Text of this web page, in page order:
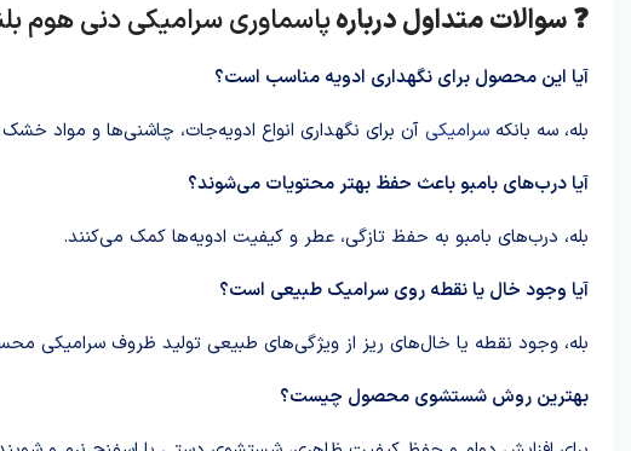
❓ سوالات متداول دربارهپاسماوری سرامیکی دنی هوم
آیا این محصول برای نگهداری ادویه مناسب است؟
بله، سه بانکه سرامیکی آن برای نگهداری انواع ادویه‌جات، چاشنی‌ها و مواد
آیا درب‌های بامبو باعث حفظ بهتر محتویات می‌شوند؟
بله، درب‌های بامبو به حفظ تازگی، عطر و کیفیت ادویه‌ها کمک می‌کنند.
آیا وجود خال یا نقطه روی سرامیک طبیعی است؟
بله، وجود نقطه یا خال‌های ریز از ویژگی‌های طبیعی تولید ظروف سرامیکی
بهترین روش شستشوی محصول چیست؟